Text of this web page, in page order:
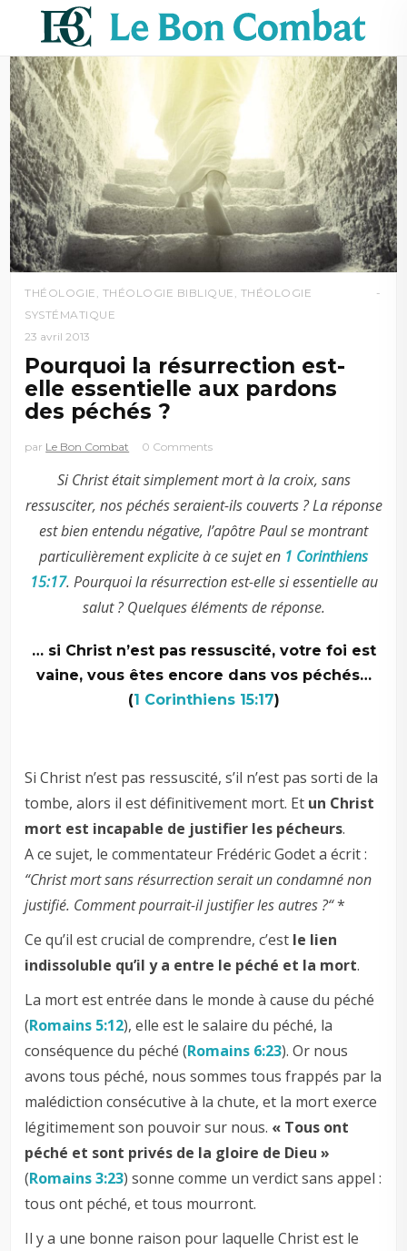
THÉOLOGIE THÉOLOGIE BIBLIQUE THÉOLOGIE
SYSTÉMATIQUE
23 avril 2013
Pourquoi la résurrection est-
elle essentielle aux pardons
des péchés ?
par Le Bon Combat 0 Comments
Si Christ était simplement mort à la croix, sans
ressusciter, nos péchés seraient-ils couverts ? La réponse
est bien entendu négative, l’apôtre Paul se montrant
particulièrement explicite à ce sujet en 1 Corinthiens
15:17. Pourquoi la résurrection est-elle si essentielle au
salut ? Quelques éléments de réponse.
… si Christ n’est pas ressuscité, votre foi est
vaine, vous êtes encore dans vos péchés…
(1 Corinthiens 15:17)
Si Christ n’est pas ressuscité, s’il n’est pas sorti de la
tombe, alors il est définitivement mort. Et un Christ
mort est incapable de justifier les pécheurs.
A ce sujet, le commentateur Frédéric Godet a écrit :
“Christ mort sans résurrection serait un condamné non
justifié. Comment pourrait-il justifier les autres ?“*
Ce qu’il est crucial de comprendre, c’est le lien
indissoluble qu’il y a entre le péché et la mort.
La mort est entrée dans le monde à cause du péché
(Romains 5:12), elle est le salaire du péché, la
conséquence du péché (Romains 6:23). Or nous
avons tous péché, nous sommes tous frappés par la
malédiction consécutive à la chute, et la mort exerce
légitimement son pouvoir sur nous. « Tous ont
péché et sont privés de la gloire de Dieu »
(Romains 3:23) sonne comme un verdict sans appel :
tous ont péché, et tous mourront.
Il y a une bonne raison pour laquelle Christ est le